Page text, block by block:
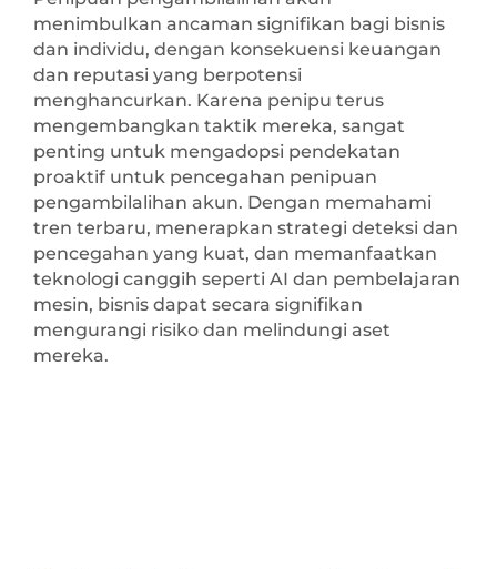
menimbulkan ancaman signifikan bagi bisnis
dan individu, dengan konsekuensi keuangan
dan reputasi yang berpotensi
menghancurkan. Karena penipu terus
mengembangkan taktik mereka, sangat
penting untuk mengadopsi pendekatan
proaktif untuk pencegahan penipuan
pengambilalihan akun. Dengan memahami
tren terbaru, menerapkan strategi deteksi dan
pencegahan yang kuat, dan memanfaatkan
teknologi canggih seperti AI dan pembelajaran
mesin, bisnis dapat secara signifikan
mengurangi risiko dan melindungi aset
mereka.